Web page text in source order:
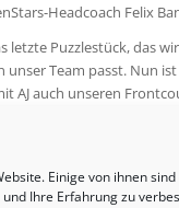
Einige von ihnen
Ihre Erfahrung zu
Headcoach Felix
letzte Puzzlestück, das
unser Team passt. Nun
AJ auch unseren